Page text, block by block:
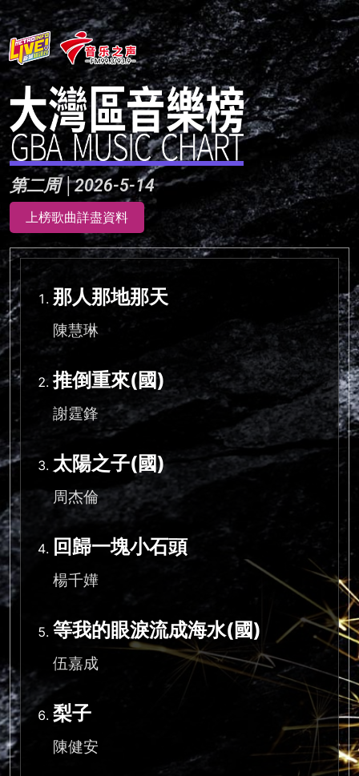
第二周 │2026-5-14
上榜歌曲詳盡資料
那人那地那天
陳慧琳
推倒重來(國)
謝霆鋒
太陽之子(國)
周杰倫
回歸一塊小石頭
楊千嬅
等我的眼淚流成海水(國)
伍嘉成
梨子
陳健安